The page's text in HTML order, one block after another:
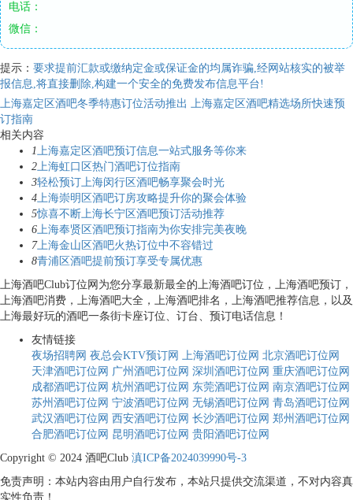
电话：
微信：
提示： 要求提前汇款或缴纳定金或保证金的均属诈骗,经网站核实的被举
报信息,将直接删除,构建一个安全的免费发布信息平台!
上海嘉定区酒吧冬季特惠订位活动推出 上海嘉定区酒吧精选场所快速预
订指南
相关内容
1上海嘉定区酒吧预订信息一站式服务等你来
2上海虹口区热门酒吧订位指南
3轻松预订上海闵行区酒吧畅享聚会时光
4上海崇明区酒吧订房攻略提升你的聚会体验
5惊喜不断上海长宁区酒吧预订活动推荐
6上海奉贤区酒吧预订指南为你安排完美夜晚
7上海金山区酒吧火热订位中不容错过
8青浦区酒吧提前预订享受专属优惠
上海酒吧Club订位网为您分享最新最全的上海酒吧订位，上海酒吧预订，
上海酒吧消费，上海酒吧大全，上海酒吧排名，上海酒吧推荐信息，以及
上海最好玩的酒吧一条街卡座订位、订台、预订电话信息！
友情链接
夜场招聘网 夜总会KTV预订网 上海酒吧订位网 北京酒吧订位网
天津酒吧订位网 广州酒吧订位网 深圳酒吧订位网 重庆酒吧订位网
成都酒吧订位网 杭州酒吧订位网 东莞酒吧订位网 南京酒吧订位网
苏州酒吧订位网 宁波酒吧订位网 无锡酒吧订位网 青岛酒吧订位网
武汉酒吧订位网 西安酒吧订位网 长沙酒吧订位网 郑州酒吧订位网
合肥酒吧订位网 昆明酒吧订位网 贵阳酒吧订位网
Copyright © 2024 酒吧Club 滇ICP备2024039990号-3
免责声明：本站内容由用户自行发布，本站只提供交流渠道，不对内容真
实性负责！